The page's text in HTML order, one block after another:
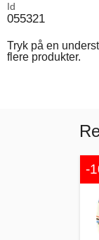
Id
055321
Tryk på en
flere produkter.
-